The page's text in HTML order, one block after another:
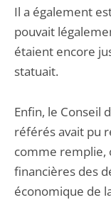
Il a également
pouvait
étaient encore
statuait.
Enfin, le Conseil
référés avait pu
comme remplie,
financières des
économique de